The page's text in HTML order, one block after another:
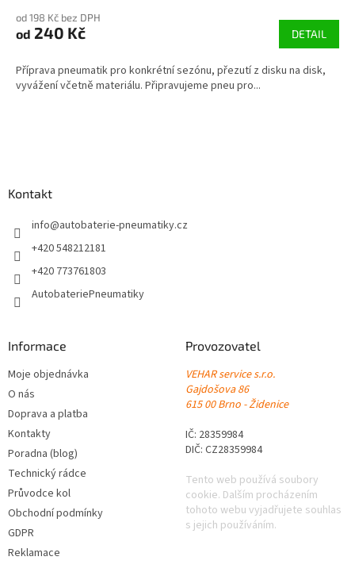
od 198 Kč bez DPH
od 240 Kč DETAIL
Příprava pneumatik pro konkrétní sezónu, přezutí z disku na disk,
vyvážení včetně materiálu. Připravujeme pneu pro...
Kontakt
info@autobaterie-pneumatiky.cz
+420 548212181
+420 773761803
AutobateriePneumatiky
Informace
Moje objednávka
O nás
Doprava a platba
Kontakty
Poradna (blog)
Technický rádce
Průvodce kol
Obchodní podmínky
GDPR
Reklamace
Provozovatel
VEHAR service s.r.o.
Gajdošova 86
615 00 Brno - Židenice
IČ: 28359984
DIČ: CZ28359984
Tento web používá soubory
cookie. Dalším procházením
tohoto webu vyjadřujete souhlas
s jejich používáním.